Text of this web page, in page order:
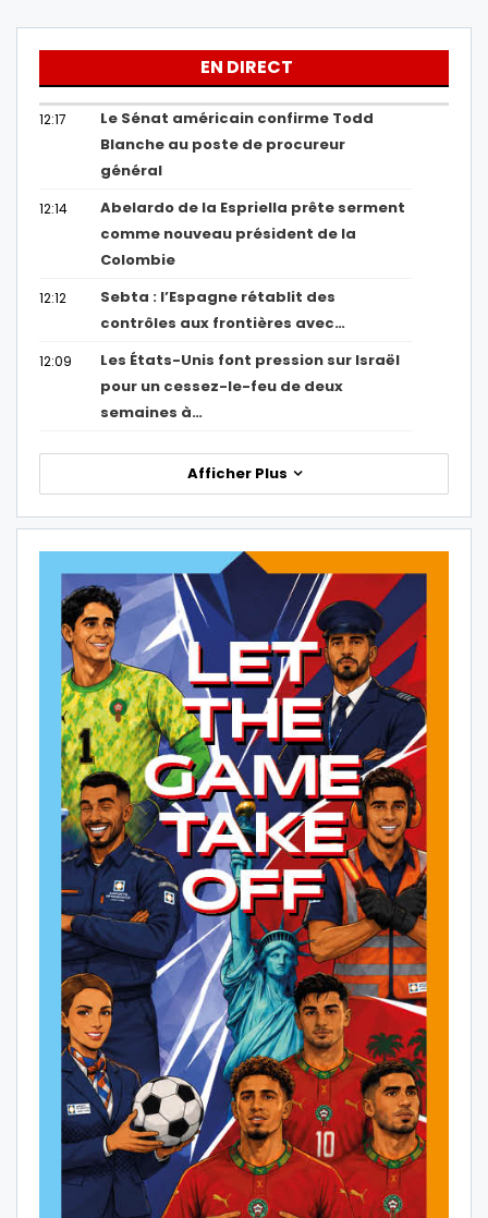
EN DIRECT
12:17
Le Sénat américain confirme Todd
Blanche au poste de procureur
général
12:14
Abelardo de la Espriella prête serment
comme nouveau président de la
Colombie
12:12
Sebta : l’Espagne rétablit des
contrôles aux frontières avec…
12:09
Les États-Unis font pression sur Israël
pour un cessez-le-feu de deux
semaines à…
Afficher Plus